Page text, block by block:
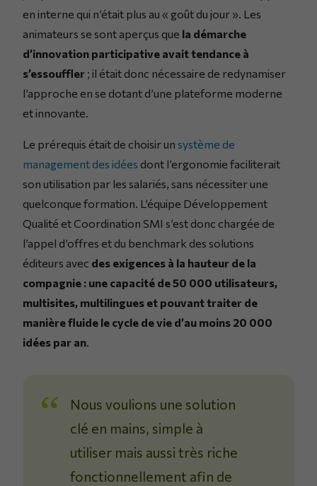
en interne qui n’était plus au « goût du jour ». Les
animateurs se sont aperçus que la démarche
d’innovation participative avait tendance à
s’essouffler ; il était donc nécessaire de redynamiser
l’approche en se dotant d’une plateforme moderne
et innovante.
Le prérequis était de choisir un système de
management des idées dont l’ergonomie faciliterait
son utilisation par les salariés, sans nécessiter une
quelconque formation. L’équipe Développement
Qualité et Coordination SMI s’est donc chargée de
l’appel d’offres et du benchmark des solutions
éditeurs avec des exigences à la hauteur de la
compagnie : une capacité de 50 000 utilisateurs,
multisites, multilingues et pouvant traiter de
manière fluide le cycle de vie d’au moins 20 000
idées par an.
Nous voulions une solution
clé en mains, simple à
utiliser mais aussi très riche
fonctionnellement afin de